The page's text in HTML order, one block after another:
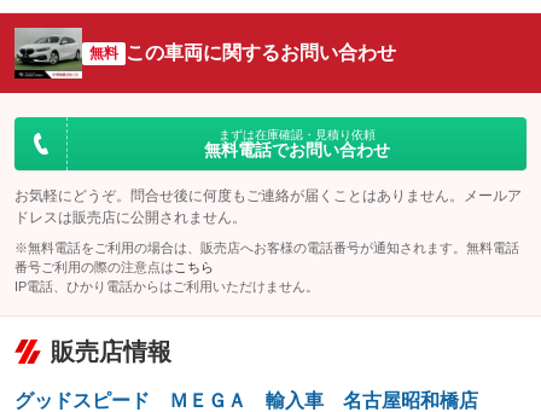
：装備なし ：装備なし
サイドカメラ
：装備なし ルーフレール
：装備なし
：装備なし
：装備なし
無料 この車両に関するお問い合わせ
まずは在庫確認・見積り依頼
無料電話でお問い合わせ
お気軽にどうぞ。問合せ後に何度もご連絡が届くことはありません。メールア
ドレスは販売店に公開されません。
※無料電話をご利用の場合は、販売店へお客様の電話番号が通知されます。無料電話
番号ご利用の際の注意点は こちら
IP電話、ひかり電話からはご利用いただけません。
販売店情報
グッドスピード ＭＥＧＡ 輸入車 名古屋昭和橋店